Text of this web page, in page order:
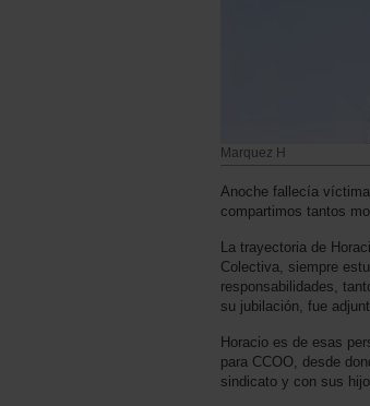
Marquez H
Anoche fallecía
compartimos tantos
La trayectoria de
Colectiva, siempre
responsabilidades,
su jubilación, fue
Horacio es de esas
para CCOO, desde
sindicato y con sus